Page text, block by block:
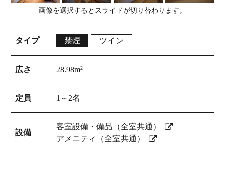
画像を選択するとスライドが切り替わります。
タイプ 禁煙 ツイン
広さ 28.98m2
定員 1～2名
設備
客室設備・備品（全室共通）
アメニティ（全室共通）